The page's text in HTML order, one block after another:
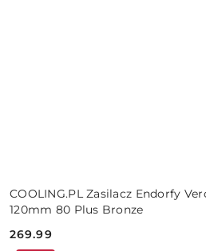
COOLING.PL Zasilacz Endorfy
120mm 80 Plus Bronze
Cena:
269.99